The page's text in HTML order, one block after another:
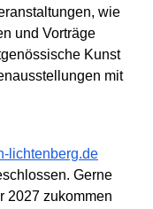
wie
und Vorträge
Kunst
mit
lichtenberg.de
Gerne
2027 zukommen